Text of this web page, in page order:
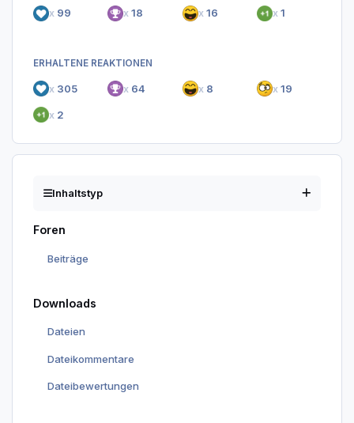
x 99 x 18 x 16 x 1
ERHALTENE REAKTIONEN
x 305 x 64 x 8 x 19
x 2
Inhaltstyp
Foren
Beiträge
Downloads
Dateien
Dateikommentare
Dateibewertungen